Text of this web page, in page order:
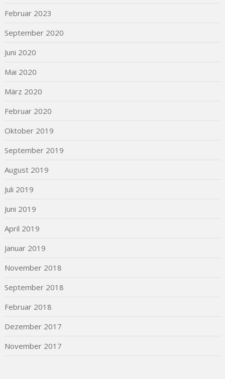
Februar 2023
September 2020
Juni 2020
Mai 2020
März 2020
Februar 2020
Oktober 2019
September 2019
August 2019
Juli 2019
Juni 2019
April 2019
Januar 2019
November 2018
September 2018
Februar 2018
Dezember 2017
November 2017